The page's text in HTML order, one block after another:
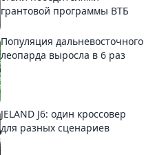
грантовой программы ВТБ
Популяция дальневосточного
леопарда выросла в 6 раз
JELAND J6: один кроссовер
для разных сценариев